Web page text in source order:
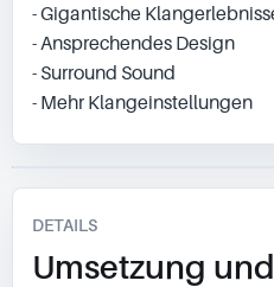
- Gigantische
- Ansprechendes Design
- Surround Sound
- Mehr Klangeinstellungen
DETAILS
Umsetzung